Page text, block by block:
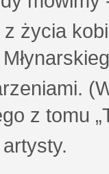
życia
z tomu